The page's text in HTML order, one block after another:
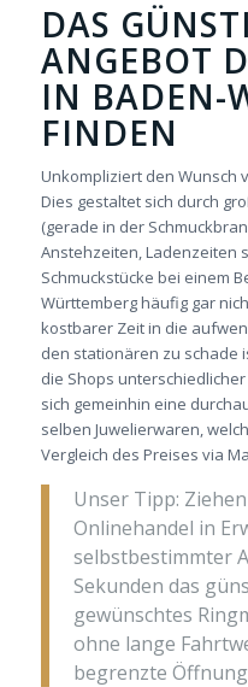
DAS
ANGEBOT
IN BADEN-
FINDEN
Unkompliziert den Wunsch
Dies gestaltet sich durch
(gerade in der
Anstehzeiten, Ladenzeiten
Schmuckstücke bei einem
Württemberg häufig gar
kostbarer Zeit in die
den stationären zu schade
die Shops
sich gemeinhin eine
selben Juwelierwaren,
Vergleich des Preises via
Unser Tipp:
Onlinehandel in
selbstbestimmter
Sekunden das
gewünschtes
ohne lange
begrenzte